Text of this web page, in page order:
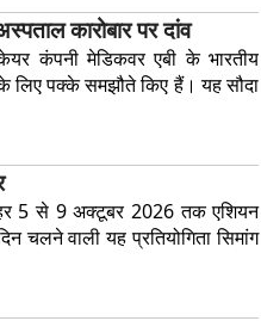
कारोबार पर दांव
कंपनी मेडिकवर एबी के भारतीय
लिए पक्के समझौते किए हैं। यह सौदा
5 से 9 अक्टूबर 2026 तक एशियन
चलने वाली यह प्रतियोगिता सिमांग